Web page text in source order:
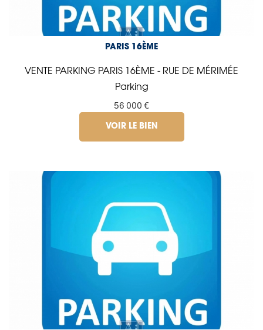
PARIS 16ÈME
VENTE PARKING PARIS 16ÈME - RUE DE MÉRIMÉE
Parking
56 000 €
VOIR LE BIEN